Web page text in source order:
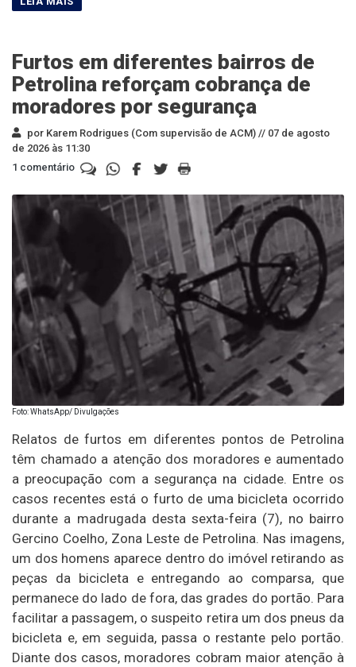
Furtos em diferentes bairros de
Petrolina reforçam cobrança de
moradores por segurança
por Karem Rodrigues (Com supervisão de ACM) // 07 de agosto
de 2026 às 11:30
1 comentário
Foto: WhatsApp/ Divulgações
Relatos de furtos em diferentes pontos de Petrolina
têm chamado a atenção dos moradores e aumentado
a preocupação com a segurança na cidade. Entre os
casos recentes está o furto de uma bicicleta ocorrido
durante a madrugada desta sexta-feira (7), no bairro
Gercino Coelho, Zona Leste de Petrolina. Nas imagens,
um dos homens aparece dentro do imóvel retirando as
peças da bicicleta e entregando ao comparsa, que
permanece do lado de fora, das grades do portão. Para
facilitar a passagem, o suspeito retira um dos pneus da
bicicleta e, em seguida, passa o restante pelo portão.
Diante dos casos, moradores cobram maior atenção à